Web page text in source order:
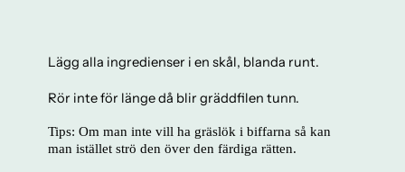
Lägg alla ingredienser i en skål, blanda runt.
Rör inte för länge då blir gräddfilen tunn.
Tips: Om man inte vill ha gräslök i biffarna så kan
man istället strö den över den färdiga rätten.